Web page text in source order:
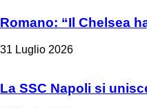
Romano: “Il Chelsea
31 Luglio 2026
La SSC Napoli si